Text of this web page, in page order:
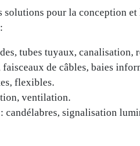
solutions pour la conception
tubes tuyaux, canalisation,
de câbles, baies
flexibles.
ventilation.
candélabres, signalisation